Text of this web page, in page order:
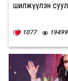
шилжүүлэн
1077 19499